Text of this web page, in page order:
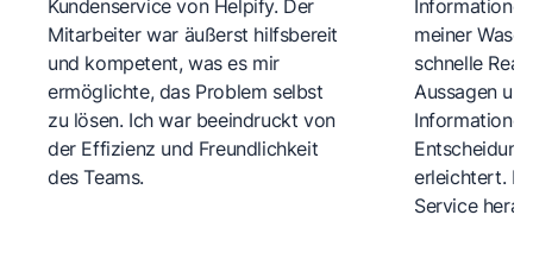
Kundenservice von Helpify. Der
Mitarbeiter war äußerst hilfsbereit
und kompetent, was es mir
ermöglichte, das Problem selbst
zu lösen. Ich war beeindruckt von
der Effizienz und Freundlichkeit
des Teams.
meiner
schnelle
Aussagen
erleichtert.
Service